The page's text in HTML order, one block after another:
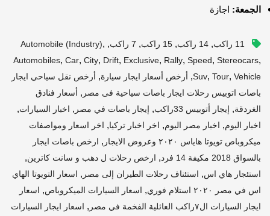
الجمعة: اجازة
11 راكب , 14 راكب , 15 راكب , 7 راكب ,
Automobile (industry),
Automobiles, Car, City, Drift, Exclusive, Rally, Speed, Stereocars,
Suv, Tour, Vehicle
, أرخص أسعار ايجار سيارة, أرخص نقل سياحي ايجار
باصات اتوبيس رحلات ايجار باصات سياحية فى مصر , أسعار فنادق
الغردقة, إيجار أتوبيس 33راكب , إيجار باصات في مصر , اخبار السيارات,
اخبار اليوم, اخبار مصر اليوم, اخر اخبار تركيا, اخر اسعار ومواصفات
ميكروباص تويوتا هاياس ٢٠٢٠ وعروض الايجار
, ارخص باصات ايجار
بالسواق 2018 مكيفة 14 فرد
, ارخص رحلات ل دهب و سانت كاترين,
استئجار هاي اس, استئناف رحلات الطيران إلى مصر , اسعار التويوتا الهاي
اس في مصر ٢٠٢٠ استلام فوري
, اسعار السيارات الميكروباص, اسعار
ايجار السيارات ال٧راكب العائلية الفخمة في مصر
, اسعار ايجار السيارات